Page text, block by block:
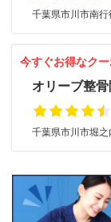
千葉県市川市南
今すぐお得なク
オリーブ整骨
千葉県市川市堀